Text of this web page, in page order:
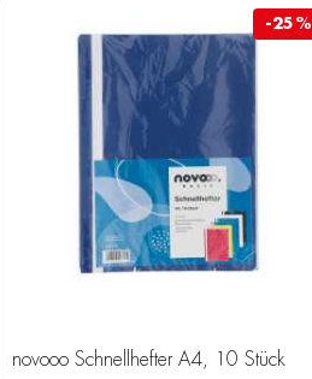
novooo Schnellhefter A4, 10 Stück
-25%